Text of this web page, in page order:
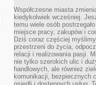
Współczesne miasta
kiedykolwiek wcześniej.
temu wiele osób
miejsce pracy, zakupów i
Dziś coraz częściej
przestrzeni do życia,
relacji i realizowania pasji.
nie tylko szerokich ulic i
handlowych, ale również
komunikacji, bezpiecznych